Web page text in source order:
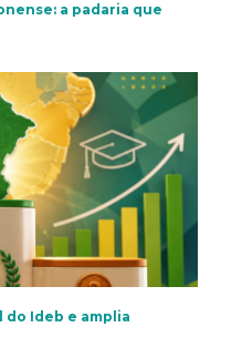
a padaria que
do Ideb e amplia